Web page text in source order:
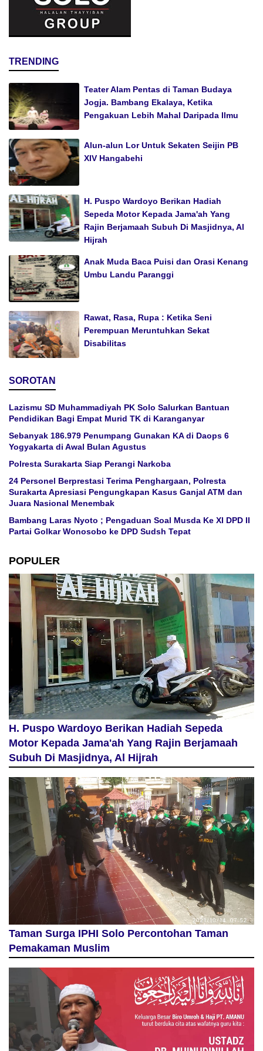
TRENDING
Teater Alam Pentas di Taman Budaya
Jogja. Bambang Ekalaya, Ketika
Pengakuan Lebih Mahal Daripada Ilmu
Alun-alun Lor Untuk Sekaten Seijin PB
XIV Hangabehi
H. Puspo Wardoyo Berikan Hadiah
Sepeda Motor Kepada Jama'ah Yang
Rajin Berjamaah Subuh Di Masjidnya, Al
Hijrah
Anak Muda Baca Puisi dan Orasi Kenang
Umbu Landu Paranggi
Rawat, Rasa, Rupa : Ketika Seni
Perempuan Meruntuhkan Sekat
Disabilitas
SOROTAN
Lazismu SD Muhammadiyah PK Solo Salurkan Bantuan
Pendidikan Bagi Empat Murid TK di Karanganyar
Sebanyak 186.979 Penumpang Gunakan KA di Daops 6
Yogyakarta di Awal Bulan Agustus
Polresta Surakarta Siap Perangi Narkoba
24 Personel Berprestasi Terima Penghargaan, Polresta
Surakarta Apresiasi Pengungkapan Kasus Ganjal ATM dan
Juara Nasional Menembak
Bambang Laras Nyoto ; Pengaduan Soal Musda Ke XI DPD II
Partai Golkar Wonosobo ke DPD Sudsh Tepat
POPULER
H. Puspo Wardoyo Berikan Hadiah Sepeda
Motor Kepada Jama'ah Yang Rajin Berjamaah
Subuh Di Masjidnya, Al Hijrah
Taman Surga IPHI Solo Percontohan Taman
Pemakaman Muslim